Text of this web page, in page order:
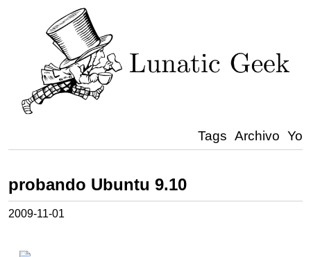
Tags Archivo Yo
probando Ubuntu 9.10
2009-11-01